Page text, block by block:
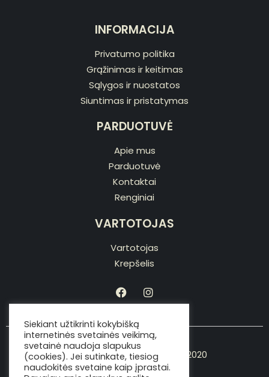
INFORMACIJA
Privatumo politika
Grąžinimas ir keitimas
Sąlygos ir nuostatos
Siuntimas ir pristatymas
PARDUOTUVĖ
Apie mus
Parduotuvė
Kontaktai
Renginiai
VARTOTOJAS
Vartotojas
Krepšelis
Copyright © Viking the chef 2020
Siekiant užtikrinti kokybišką
internetinės svetainės veikimą,
svetainė naudoja slapukus
(cookies). Jei sutinkate, tiesiog
naudokitės svetaine kaip įprastai.